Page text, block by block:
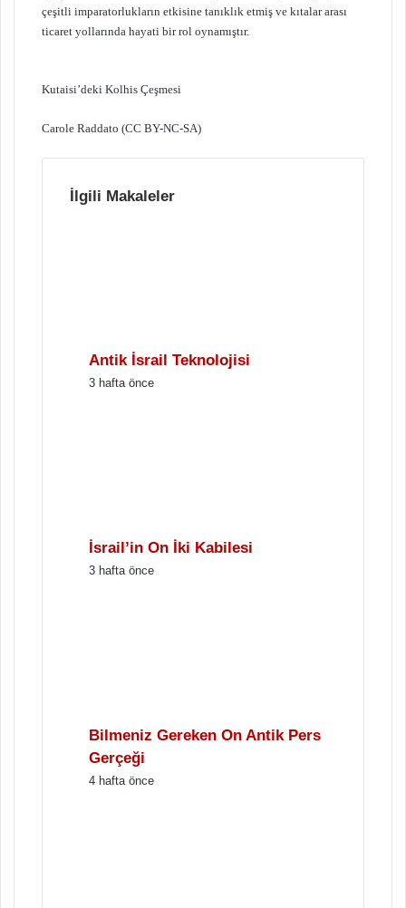
çeşitli imparatorlukların etkisine tanıklık etmiş ve kıtalar arası
ticaret yollarında hayati bir rol oynamıştır.
Kutaisi’deki Kolhis Çeşmesi
Carole Raddato (CC BY-NC-SA)
İlgili Makaleler
Antik İsrail Teknolojisi
3 hafta önce
İsrail’in On İki Kabilesi
3 hafta önce
Bilmeniz Gereken On Antik Pers
Gerçeği
4 hafta önce